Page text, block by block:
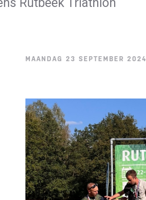
MAANDAG 23 SEPTEMBER 2024